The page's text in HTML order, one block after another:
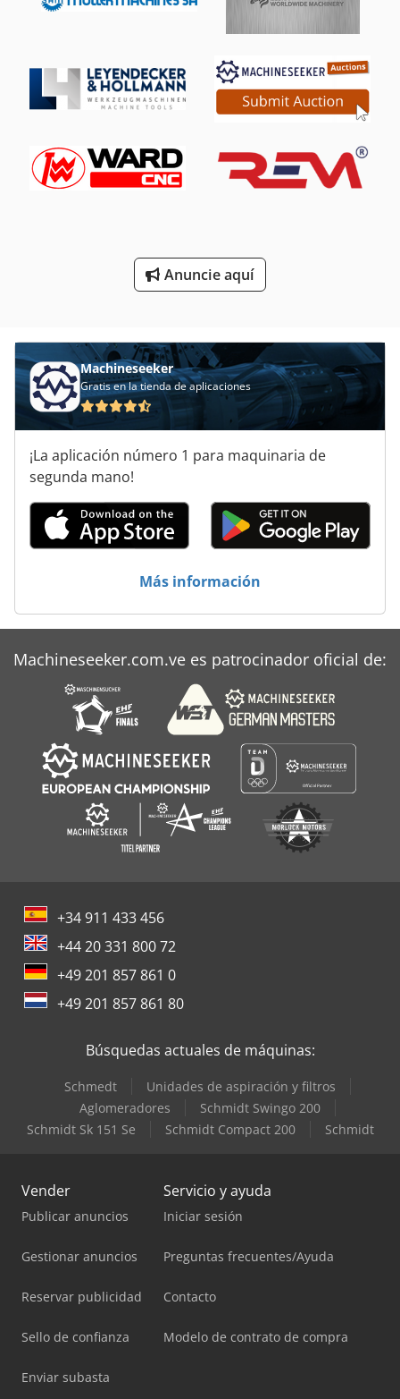
Máquina De Carpintería
Máquina De Coser Industrial
Máquina De La Construcción
Máquina De Medición De Engranajes
Máquina De Recorte
Máquinas De Cepillado
Anuncie aquí
Machineseeker
Gratis en la tienda de aplicaciones
¡La aplicación número 1 para maquinaria de
segunda mano!
Más información
Machineseeker.com.ve es patrocinador oficial de:
+34 911 433 456
+44 20 331 800 72
+49 201 857 861 0
+49 201 857 861 80
Búsquedas actuales de máquinas:
Schmedt
Unidades de aspiración y filtros
Aglomeradores
Schmidt Swingo 200
Schmidt Sk 151 Se
Schmidt Compact 200 Schmidt
Vender
Publicar anuncios
Gestionar anuncios
Reservar publicidad
Sello de confianza
Enviar subasta
Servicio y ayuda
Iniciar sesión
Preguntas frecuentes/Ayuda
Contacto
Modelo de contrato de compra